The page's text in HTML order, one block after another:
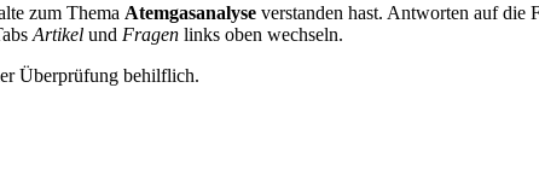
zum Thema Atemgasanalyse verstanden hast. Antworten auf die
Artikel und Fragen links oben wechseln.
Überprüfung behilflich.